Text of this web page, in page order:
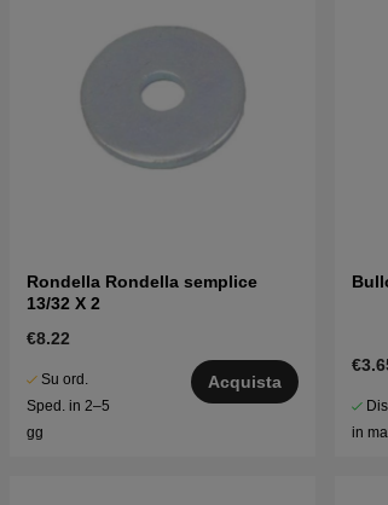
Rondella Rondella semplice
13/32 X 2
€8.22
Su ord.
Sped. in 2–5
gg
Acquista
in